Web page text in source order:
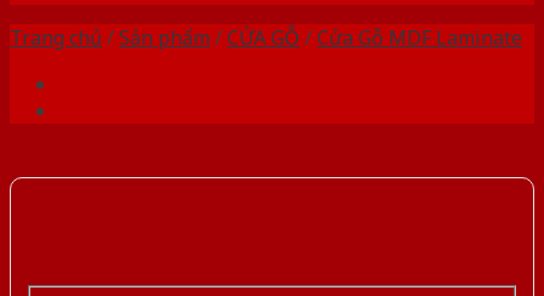
Trang chủ /Sản phẩm /CỬA GỖ /Cửa Gỗ MDF Laminate